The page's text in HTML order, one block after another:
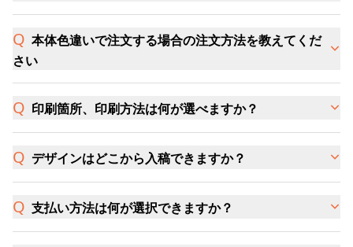
本体色違いで注文する場合の注文方法を教えてくだ
さい
印刷箇所、印刷方法は何が選べますか？
デザインはどこから入稿できますか？
支払い方法は何が選択できますか？